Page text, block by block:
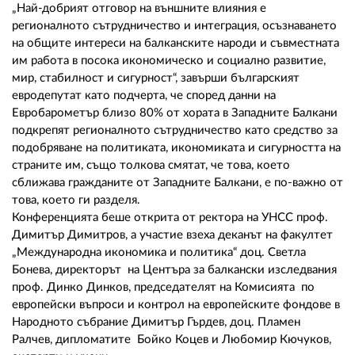
„Най-добрият отговор на външните влияния е
регионалното сътрудничество и интеграция, осъзнаването
на общите интереси на балканските народи и съвместната
им работа в посока икономическо и социално развитие,
мир, стабилност и сигурност“, завърши българският
евродепутат като подчерта, че според данни на
Евробарометър близо 80% от хората в Западните Балкани
подкрепят регионалното сътрудничество като средство за
подобряване на политиката, икономиката и сигурността на
страните им, също толкова смятат, че това, което
сближава гражданите от Западните Балкани, е по-важно от
това, което ги разделя.
Конференцията беше открита от ректора на УНСС проф.
Димитър Димитров, а участие взеха деканът на факултет
„Международна икономика и политика“ доц. Светла
Бонева, директорът на Центъра за балкански изследвания
проф. Динко Динков, председателят на Комисията по
европейски въпроси и контрол на европейските фондове в
Народното събрание Димитър Гърдев, доц. Пламен
Ралчев, дипломатите Бойко Коцев и Любомир Кючуков,